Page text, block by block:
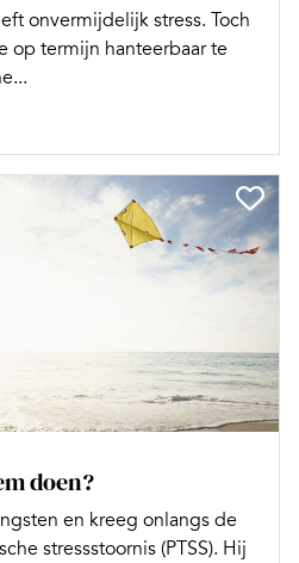
onvermijdelijk stress. Toch
op termijn hanteerbaar te
doen?
en kreeg onlangs de
stressstoornis (PTSS). Hij